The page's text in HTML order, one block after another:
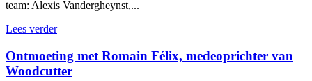
team: Alexis Vandergheynst,...
Lees verder
Ontmoeting met Romain Félix, medeoprichter van
Woodcutter